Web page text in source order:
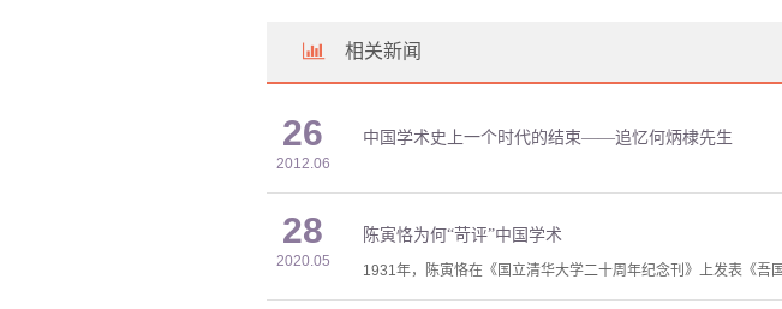
相关新闻
26
2012.06
中国学术史上一个时代的结束——追忆何炳棣先生
28
2020.05
陈寅恪为何“苛评”中国学术
1931年，陈寅恪在《国立清华大学二十周年纪念刊》上发表《吾